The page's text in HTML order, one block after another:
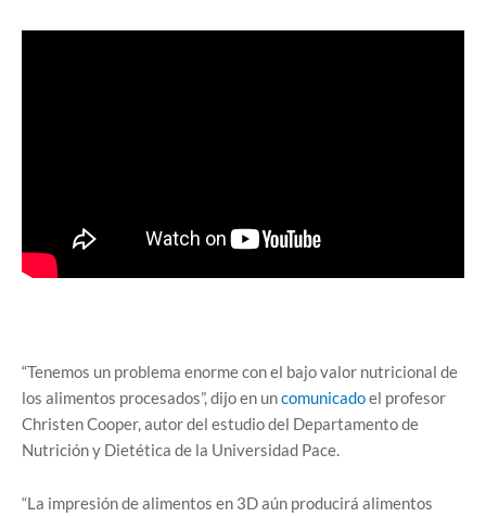
“Tenemos un problema enorme con el bajo valor nutricional de
los alimentos procesados”, dijo en uncomunicadoel profesor
Christen Cooper, autor del estudio del Departamento de
Nutrición y Dietética de la Universidad Pace.
“La impresión de alimentos en 3D aún producirá alimentos